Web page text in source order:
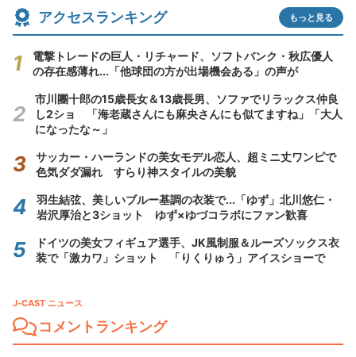
アクセスランキング もっと見る
電撃トレードの巨人・リチャード、ソフトバンク・秋広優人
の存在感薄れ...「他球団の方が出場機会ある」の声が
市川團十郎の15歳長女＆13歳長男、ソファでリラックス仲良
し2ショ 「海老蔵さんにも麻央さんにも似てますね」「大人
になったな～」
サッカー・ハーランドの美女モデル恋人、超ミニ丈ワンピで
色気ダダ漏れ すらり神スタイルの美貌
羽生結弦、美しいブルー基調の衣装で...「ゆず」北川悠仁・
岩沢厚治と3ショット ゆず×ゆづコラボにファン歓喜
ドイツの美女フィギュア選手、JK風制服＆ルーズソックス衣
装で「激カワ」ショット 「りくりゅう」アイスショーで
J-CAST ニュース
コメントランキング